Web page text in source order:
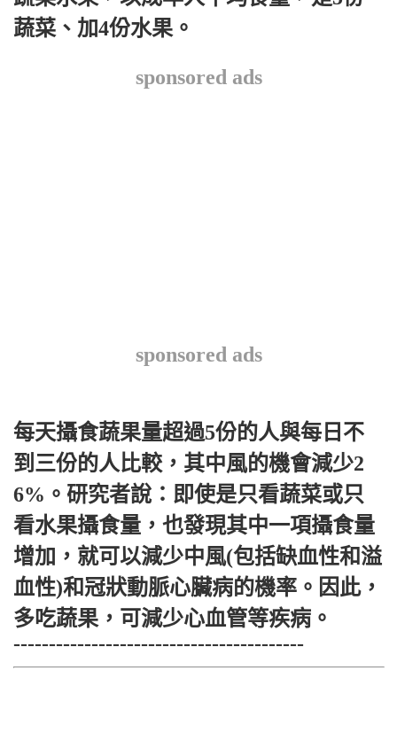
蔬菜、加4份水果。
sponsored ads
sponsored ads
每天攝食蔬果量超過5份的人與每日不
到三份的人比較，其中風的機會減少2
6%。研究者說：即使是只看蔬菜或只
看水果攝食量，也發現其中一項攝食量
增加，就可以減少中風(包括缺血性和溢
血性)和冠狀動脈心臟病的機率。因此，
多吃蔬果，可減少心血管等疾病。
-----------------------------------------